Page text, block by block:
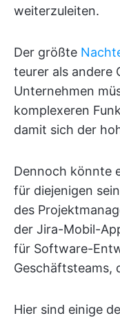
weiterzuleiten.
Der größte
teurer als andere
Unternehmen
komplexeren
damit sich der
Dennoch könnte
für diejenigen
des
der Jira-Mobil-
für Software-
Geschäftsteams,
Hier sind einige